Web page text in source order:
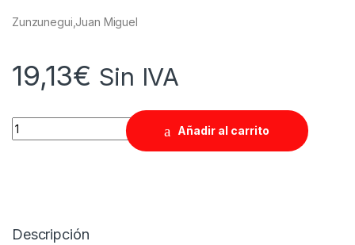
Zunzunegui,Juan Miguel
19,13€ Sin IVA
Quantity
Añadir al carrito
Descripción